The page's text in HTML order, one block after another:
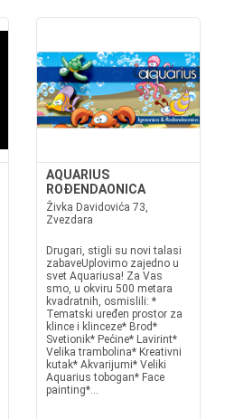
AQUARIUS
ROĐENDAONICA
Živka Davidovića 73,
Zvezdara
Drugari, stigli su novi talasi
zabaveUplovimo zajedno u
svet Aquariusa! Za Vas
smo, u okviru 500 metara
kvadratnih, osmislili: *
Tematski uređen prostor za
klince i klinceze* Brod*
Svetionik* Pećine* Lavirint*
Velika trambolina* Kreativni
kutak* Akvarijumi* Veliki
Aquarius tobogan* Face
painting*...